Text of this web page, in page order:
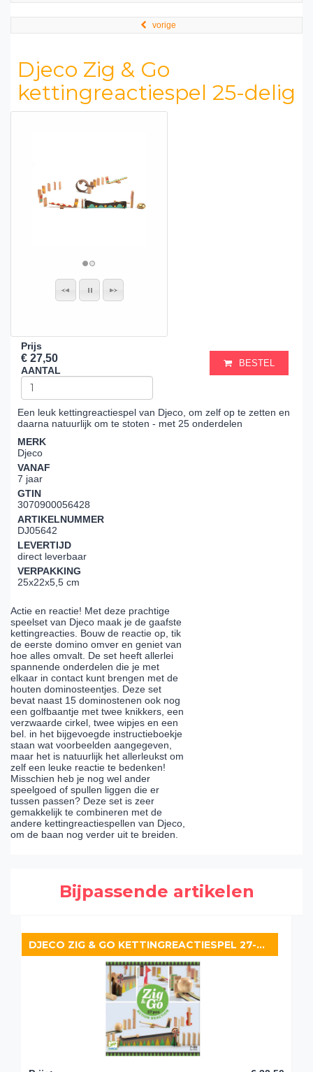
vorige
Djeco Zig & Go
kettingreactiespel 25-delig
Prijs
€ 27,50
AANTAL
BESTEL
Een leuk kettingreactiespel van Djeco, om zelf op te zetten en
daarna natuurlijk om te stoten - met 25 onderdelen
MERK
Djeco
VANAF
7 jaar
GTIN
3070900056428
ARTIKELNUMMER
DJ05642
LEVERTIJD
direct leverbaar
VERPAKKING
25x22x5,5 cm
Actie en reactie! Met deze prachtige
speelset van Djeco maak je de gaafste
kettingreacties. Bouw de reactie op, tik
de eerste domino omver en geniet van
hoe alles omvalt. De set heeft allerlei
spannende onderdelen die je met
elkaar in contact kunt brengen met de
houten dominosteentjes. Deze set
bevat naast 15 dominostenen ook nog
een golfbaantje met twee knikkers, een
verzwaarde cirkel, twee wipjes en een
bel. in het bijgevoegde instructieboekje
staan wat voorbeelden aangegeven,
maar het is natuurlijk het allerleukst om
zelf een leuke reactie te bedenken!
Misschien heb je nog wel ander
speelgoed of spullen liggen die er
tussen passen? Deze set is zeer
gemakkelijk te combineren met de
andere kettingreactiespellen van Djeco,
om de baan nog verder uit te breiden.
Bijpassende artikelen
DJECO ZIG & GO KETTINGREACTIESPEL 27-DELIG